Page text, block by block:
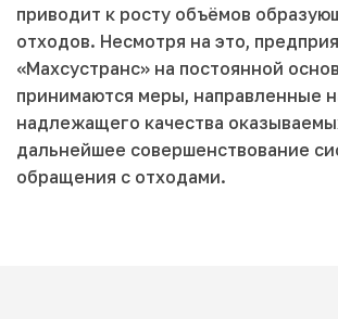
приводит к росту объёмов
отходов. Несмотря на это,
«Maхсустранс» на постоянной
принимаются меры, направленные
надлежащего качества
дальнейшее совершенствование
обращения с отходами.